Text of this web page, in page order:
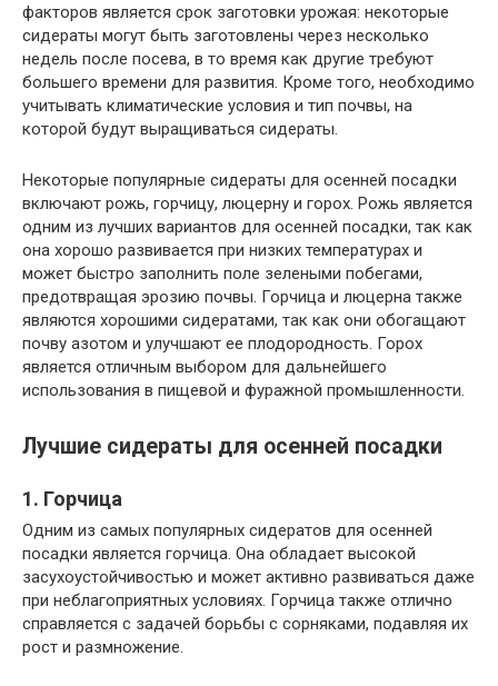
факторов является срок заготовки урожая: некоторые
сидераты могут быть заготовлены через несколько
недель после посева, в то время как другие требуют
большего времени для развития. Кроме того, необходимо
учитывать климатические условия и тип почвы, на
которой будут выращиваться сидераты.
Некоторые популярные сидераты для осенней посадки
включают рожь, горчицу, люцерну и горох. Рожь является
одним из лучших вариантов для осенней посадки, так как
она хорошо развивается при низких температурах и
может быстро заполнить поле зелеными побегами,
предотвращая эрозию почвы. Горчица и люцерна также
являются хорошими сидератами, так как они обогащают
почву азотом и улучшают ее плодородность. Горох
является отличным выбором для дальнейшего
использования в пищевой и фуражной промышленности.
Лучшие сидераты для осенней посадки
1. Горчица
Одним из самых популярных сидератов для осенней
посадки является горчица. Она обладает высокой
засухоустойчивостью и может активно развиваться даже
при неблагоприятных условиях. Горчица также отлично
справляется с задачей борьбы с сорняками, подавляя их
рост и размножение.